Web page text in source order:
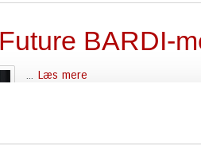
BARDI-
... Læs mere